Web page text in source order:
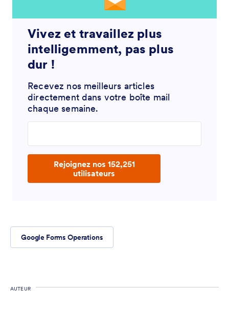
Vivez et travaillez plus
intelligemment, pas plus
dur !
Recevez nos meilleurs articles
directement dans votre boîte mail
chaque semaine.
Rejoignez nos 152,251
utilisateurs
Google Forms Operations
AUTEUR